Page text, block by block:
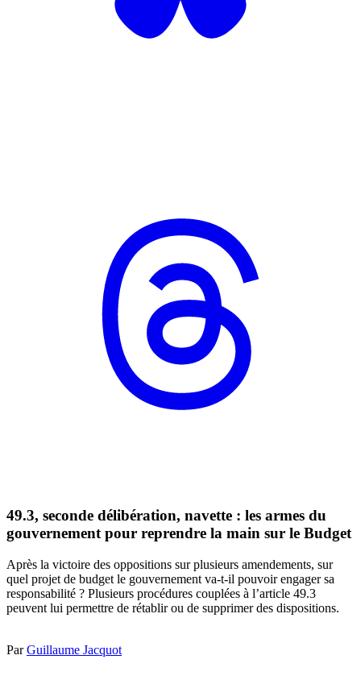
49.3, seconde délibération, navette : les armes du
gouvernement pour reprendre la main sur le Budget
Après la victoire des oppositions sur plusieurs amendements, sur
quel projet de budget le gouvernement va-t-il pouvoir engager sa
responsabilité ? Plusieurs procédures couplées à l’article 49.3
peuvent lui permettre de rétablir ou de supprimer des dispositions.
ParGuillaume Jacquot